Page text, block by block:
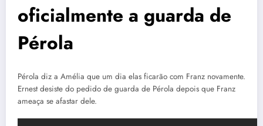
oficialmente a guarda de
Pérola
Pérola diz a Amélia que um dia elas ficarão com Franz novamente.
Ernest desiste do pedido de guarda de Pérola depois que Franz
ameaça se afastar dele.